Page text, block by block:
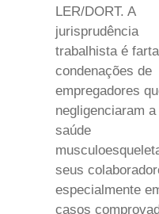
LER/DORT. A
jurisprudência
trabalhista é
condenações de
empregadores
negligenciaram a
saúde
seus
especialmente
casos